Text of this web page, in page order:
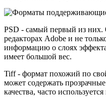
PSD - самый первый из них.
редакторах Adobe и не
информацию о слоях
имеет большой вес.
Tiff - формат похожий по
может содержать
качества, часто